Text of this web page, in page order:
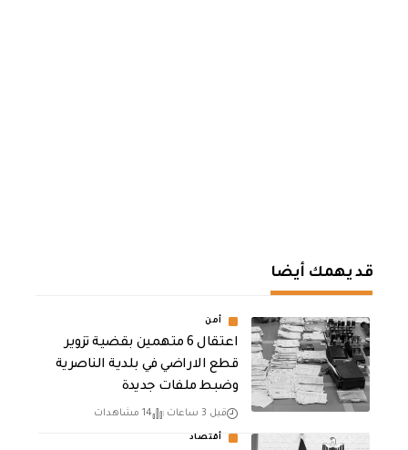
قد يهمك أيضا
أمن
اعتقال 6 متهمين بقضية تزوير
قطع الاراضي في بلدية الناصرية
وضبط ملفات جديدة
قبل 3 ساعات 14 مشاهدات
أقتصاد